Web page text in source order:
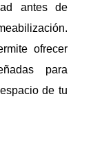
antes de
ofrecer
para
de tu